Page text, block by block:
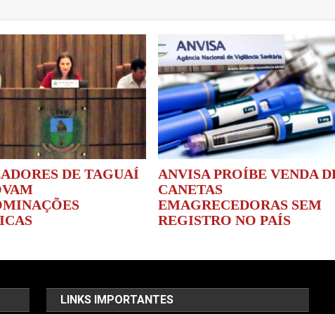
DE TAGUAÍ
ANVISA PROÍBE VENDA
CANETAS
EMAGRECEDORAS SEM
REGISTRO NO PAÍS
LINKS IMPORTANTES